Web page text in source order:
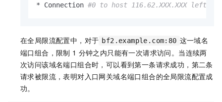
* Connection #0 to host 116.62.XXX.XXX left
在全局限流配置中，对于 bf2.example.com:80 这一域名
端口组合，限制 1 分钟之内只能有一次请求访问。当连续两
次访问该域名端口组合时，可以看到第一条请求成功，第二条
请求被限流，表明对入口网关域名端口组合的全局限流配置成
功。